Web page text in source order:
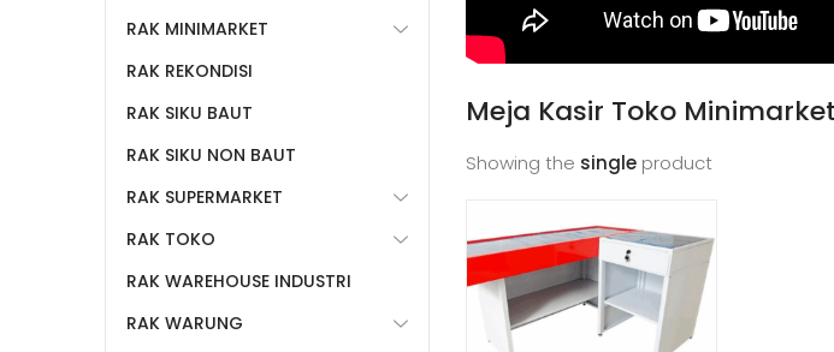
Meja Kasir Toko
Showing the single product
RAK MINIMARKET
RAK REKONDISI
RAK SIKU BAUT
RAK SIKU NON BAUT
RAK SUPERMARKET
RAK TOKO
RAK WAREHOUSE INDUSTRI
RAK WARUNG